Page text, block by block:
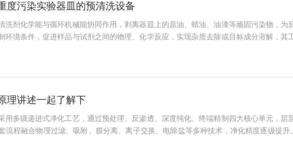
度污染实验器皿的预清洗设备
洗剂化学能与循环机械能协同作用，剥离器皿上的原油、蜡油、油漆等顽固污染物，为
环境条件，促进样品与试剂之间的物理、化学反应，实现杂质去除或目标成分溶解，其
试剂充分反...
理讲述一起了解下
用多级递进式净化工艺，通过预处理、反渗透、深度纯化、终端精制四大核心单元，层
流程融合物理过滤、吸附、膜分离、离子交换、电除盐等多种技术，净化精度逐级提